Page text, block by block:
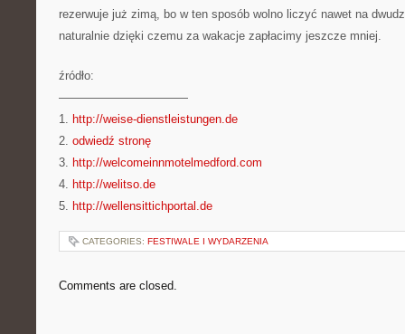
rezerwuje już zimą, bo w ten sposób wolno liczyć nawet na
naturalnie dzięki czemu za wakacje zapłacimy jeszcze mniej.
źródło:
———————————
1. http://weise-dienstleistungen.de
2. odwiedź stronę
3. http://welcomeinnmotelmedford.com
4. http://welitso.de
5. http://wellensittichportal.de
CATEGORIES: FESTIWALE I WYDARZENIA
Comments are closed.